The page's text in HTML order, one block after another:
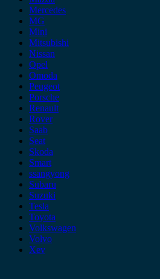
Mercedes
MG
Mini
Mitsubishi
Nissan
Opel
Omoda
Peugeot
Porsche
Renault
Rover
Saab
Seat
Skoda
Smart
ssangyong
Subaru
Suzuki
Tesla
Toyota
Volkswagen
Volvo
Xev